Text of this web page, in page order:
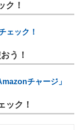
ク！
ェック！
う！
チャージ」
ック！